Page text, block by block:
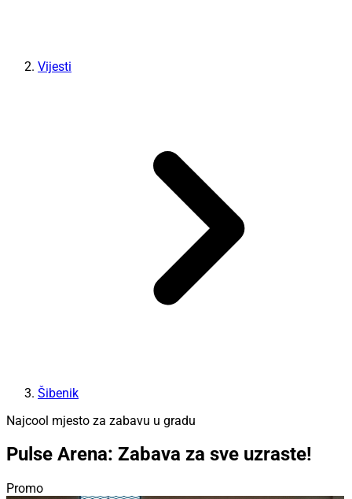
Vijesti
Šibenik
Najcool mjesto za zabavu u gradu
Pulse Arena: Zabava za sve uzraste!
Promo